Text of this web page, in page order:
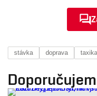
stávka doprava